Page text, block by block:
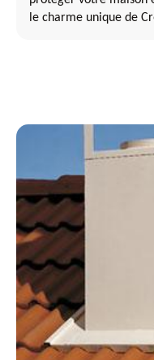
le charme unique de